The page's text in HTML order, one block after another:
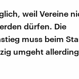
weil Vereine
dürfen. Die
muss beim
umgeht